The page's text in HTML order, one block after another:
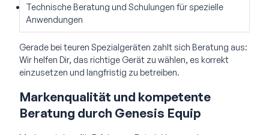
Technische Beratung und Schulungen für spezielle
Anwendungen
Gerade bei teuren Spezialgeräten zahlt sich Beratung aus:
Wir helfen Dir, das richtige Gerät zu wählen, es korrekt
einzusetzen und langfristig zu betreiben.
Markenqualität und kompetente
Beratung durch Genesis Equip